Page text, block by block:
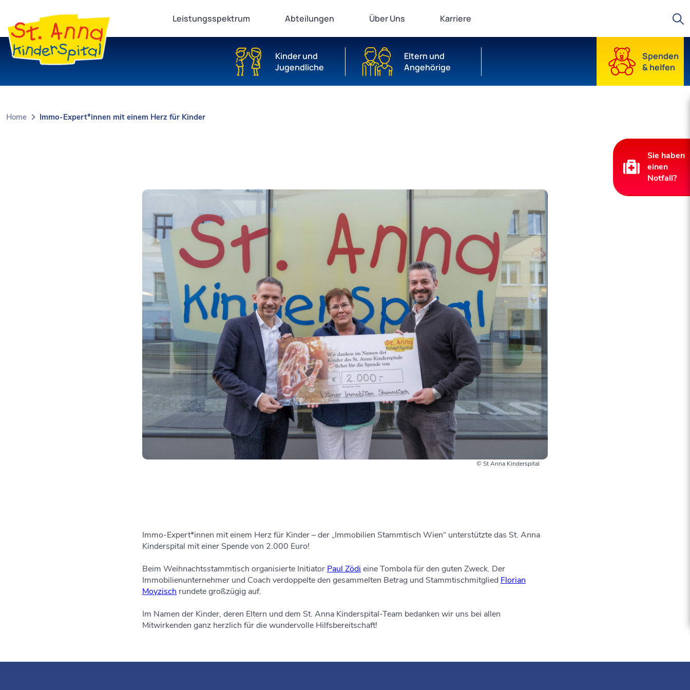
Sie haben
einen
Notfall?
Spenden
& helfen
Leistungsspektrum Abteilungen Über Uns Karriere
Kinder und
Jugendliche
Eltern und
Angehörige
Home Immo-Expert*innen mit einem Herz für Kinder
© St Anna Kinderspital
Immo-Expert*innen mit einem Herz für Kinder – der „Immobilien Stammtisch Wien“ unterstützte das St. Anna
Kinderspital mit einer Spende von 2.000 Euro!
Beim Weihnachtsstammtisch organisierte Initiator Paul Zödi eine Tombola für den guten Zweck. Der
Immobilienunternehmer und Coach verdoppelte den gesammelten Betrag und Stammtischmitglied Florian
Moyzisch rundete großzügig auf.
Im Namen der Kinder, deren Eltern und dem St. Anna Kinderspital-Team bedanken wir uns bei allen
Mitwirkenden ganz herzlich für die wundervolle Hilfsbereitschaft!